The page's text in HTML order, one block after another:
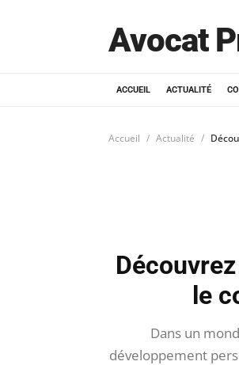
Avocat
ACCUEIL ACTUALITÉ
Accueil Actualité
le
Dans un
développement